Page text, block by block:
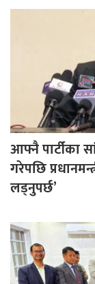
आफ्नै पार्टीका
गरेपछि
लड्नुपर्छ’